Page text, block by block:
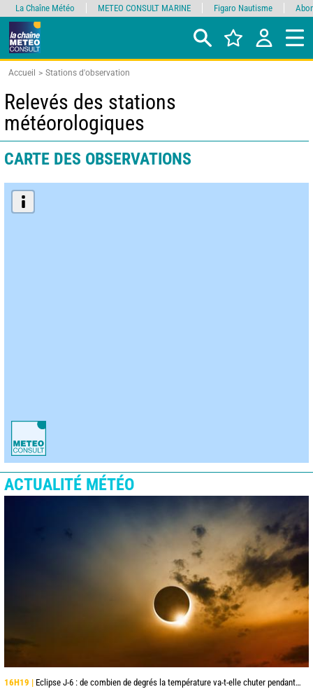
Accueil Stations d'observation
Relevés des stations
météorologiques
CARTE DES OBSERVATIONS
ACTUALITÉ MÉTÉO
16H19 | Eclipse J-6 : de combien de degrés la température va-t-elle chuter pendant l'éclipse du 12 août ?
La Chaîne Météo METEO CONSULT MARINE Figaro Nautisme